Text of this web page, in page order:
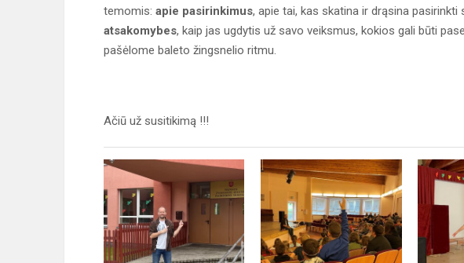
temomis: apie pasirinkimus, apie tai, kas skatina ir drąsina pasirinkti
atsakomybes, kaip jas ugdytis už savo veiksmus, kokios gali būti
pašėlome baleto žingsnelio ritmu.
Ačiū už susitikimą !!!